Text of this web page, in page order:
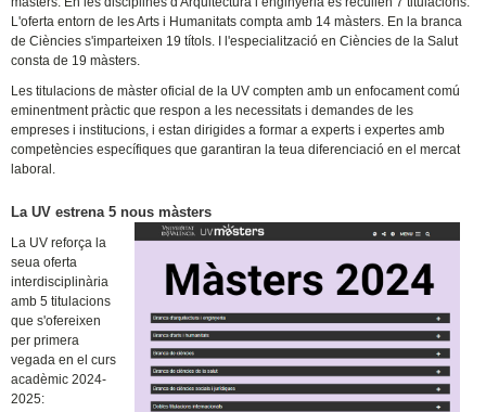
L'oferta entorn de les Arts i Humanitats compta amb 14 màsters. En la branca
de Ciències s'imparteixen 19 títols. I l'especialització en Ciències de la Salut
consta de 19 màsters.
Les titulacions de màster oficial de la UV compten amb un enfocament comú
eminentment pràctic que respon a les necessitats i demandes de les
empreses i institucions, i estan dirigides a formar a experts i expertes amb
competències específiques que garantiran la teua diferenciació en el mercat
laboral.
La UV estrena 5 nous màsters
La UV reforça la
seua oferta
interdisciplinària
amb 5 titulacions
que s'ofereixen
per primera
vegada en el curs
acadèmic 2024-
2025: